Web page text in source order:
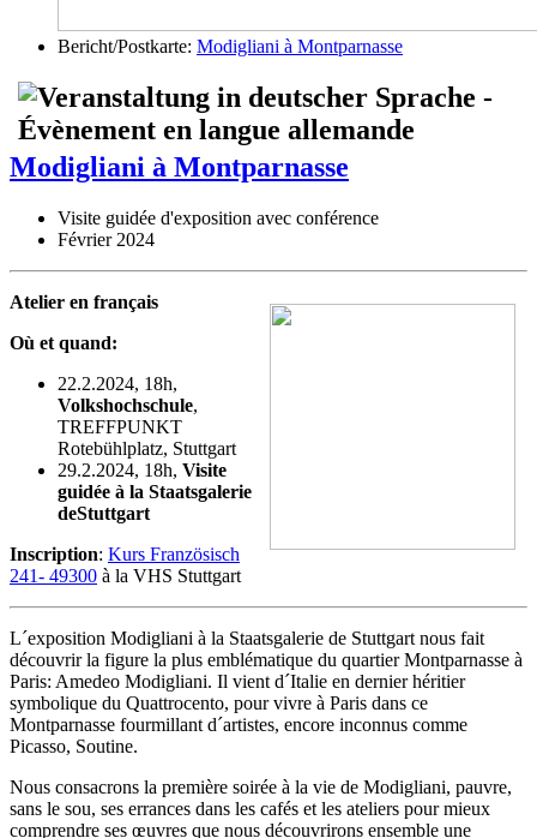
Bericht/Postkarte: Modigliani à Montparnasse
Modigliani à Montparnasse
Visite guidée d'exposition avec conférence
Février 2024
Atelier en français
Où et quand:
22.2.2024, 18h,
Volkshoch­schule,
TREFFPUNKT
Rotebühlplatz, Stuttgart
29.2.2024, 18h, Visite
guidée à la Staatsgalerie
deStuttgart
Inscription: Kurs Französisch
241- 49300 à la VHS Stuttgart
L´exposition Modigliani à la Staatsgalerie de Stuttgart nous fait
découvrir la figure la plus emblématique du quartier Montparnasse à
Paris: Amedeo Modigliani. Il vient d´Italie en dernier héritier
symbolique du Quattrocento, pour vivre à Paris dans ce
Montparnasse fourmillant d´artistes, encore inconnus comme
Picasso, Soutine.
Nous consacrons la première soirée à la vie de Modigliani, pauvre,
sans le sou, ses errances dans les cafés et les ateliers pour mieux
comprendre ses œuvres que nous découvrirons ensemble une